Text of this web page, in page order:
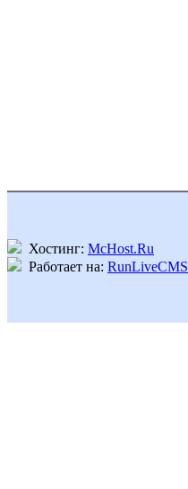
Хостинг: McHost.Ru
Работает на: RunLiveCMS